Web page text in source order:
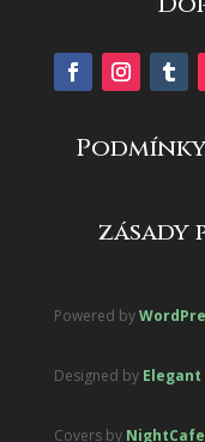
zásady
Powered by
Designed by Elegant
Covers by